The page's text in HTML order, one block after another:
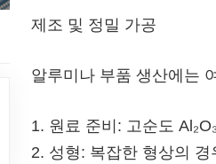
제조 및 정밀 가공
알루미나 부품 생산에는
1. 원료 준비: 고순도
2. 성형: 복잡한 형상의